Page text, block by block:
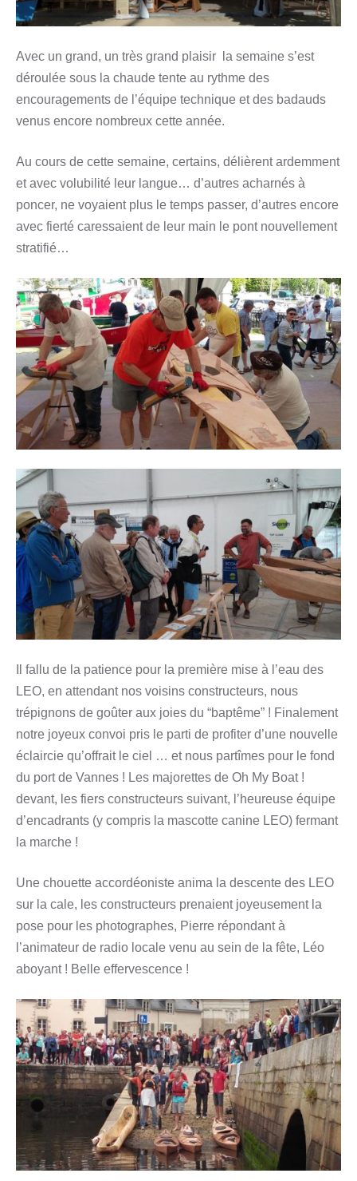
Avec un grand, un très grand plaisir la semaine s’est
déroulée sous la chaude tente au rythme des
encouragements de l’équipe technique et des badauds
venus encore nombreux cette année.
Au cours de cette semaine, certains, délièrent ardemment
et avec volubilité leur langue… d’autres acharnés à
poncer, ne voyaient plus le temps passer, d’autres encore
avec fierté caressaient de leur main le pont nouvellement
stratifié…
Il fallu de la patience pour la première mise à l’eau des
LEO, en attendant nos voisins constructeurs, nous
trépignons de goûter aux joies du “baptême” ! Finalement
notre joyeux convoi pris le parti de profiter d’une nouvelle
éclaircie qu’offrait le ciel … et nous partîmes pour le fond
du port de Vannes ! Les majorettes de Oh My Boat !
devant, les fiers constructeurs suivant, l’heureuse équipe
d’encadrants (y compris la mascotte canine LEO) fermant
la marche !
Une chouette accordéoniste anima la descente des LEO
sur la cale, les constructeurs prenaient joyeusement la
pose pour les photographes, Pierre répondant à
l’animateur de radio locale venu au sein de la fête, Léo
aboyant ! Belle effervescence !